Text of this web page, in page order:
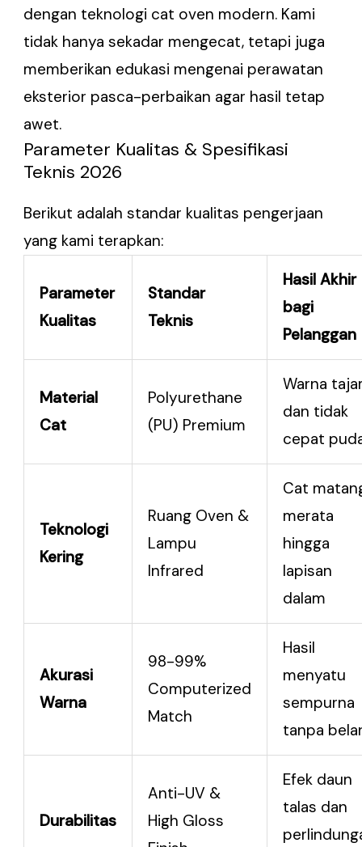
dengan teknologi cat oven modern. Kami
tidak hanya sekadar mengecat, tetapi juga
memberikan edukasi mengenai perawatan
eksterior pasca-perbaikan agar hasil tetap
awet.
Parameter Kualitas & Spesifikasi
Teknis 2026
Berikut adalah standar kualitas pengerjaan
yang kami terapkan:
Parameter
Kualitas
Standar
Teknis
Hasil Akhir
bagi
Pelanggan
Material
Cat
Polyurethane
(PU) Premium
Warna
dan tidak
cepat
Teknologi
Kering
Ruang Oven &
Lampu
Infrared
Cat
merata
hingga
lapisan
dalam
Akurasi
Warna
98-99%
Computerized
Match
Hasil
menyatu
sempurna
tanpa
Durabilitas
Anti-UV &
High Gloss
Efek daun
talas dan